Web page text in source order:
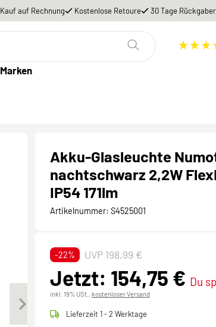
Kauf auf Rechnung Kostenlose Retoure 30 Tage
Marken
Akku-Glasleuchte
nachtschwarz 2,2W
IP54 171lm
Artikelnummer: S4525001
-22% UVP 198,99 €
Jetzt: 154,75 € Du
inkl. 19% USt., kostenloser Versand
Lieferzeit 1 - 2 Werktage